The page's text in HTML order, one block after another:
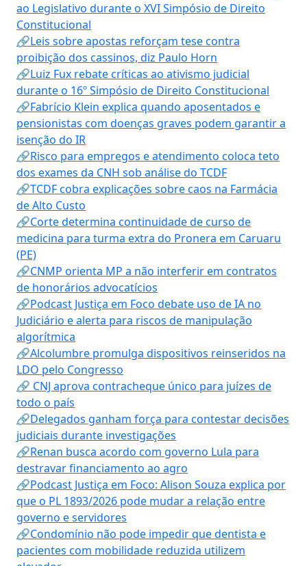
ao Legislativo durante o XVI Simpósio de Direito
Constitucional
🔗Leis sobre apostas reforçam tese contra
proibição dos cassinos, diz Paulo Horn
🔗Luiz Fux rebate críticas ao ativismo judicial
durante o 16º Simpósio de Direito Constitucional
🔗Fabrício Klein explica quando aposentados e
pensionistas com doenças graves podem garantir a
isenção do IR
🔗Risco para empregos e atendimento coloca teto
dos exames da CNH sob análise do TCDF
🔗TCDF cobra explicações sobre caos na Farmácia
de Alto Custo
🔗Corte determina continuidade de curso de
medicina para turma extra do Pronera em Caruaru
(PE)
🔗CNMP orienta MP a não interferir em contratos
de honorários advocatícios
🔗Podcast Justiça em Foco debate uso de IA no
Judiciário e alerta para riscos de manipulação
algorítmica
🔗Alcolumbre promulga dispositivos reinseridos na
LDO pelo Congresso
🔗 CNJ aprova contracheque único para juízes de
todo o país
🔗Delegados ganham força para contestar decisões
judiciais durante investigações
🔗Renan busca acordo com governo Lula para
destravar financiamento ao agro
🔗Podcast Justiça em Foco: Alison Souza explica por
que o PL 1893/2026 pode mudar a relação entre
governo e servidores
🔗Condomínio não pode impedir que dentista e
pacientes com mobilidade reduzida utilizem